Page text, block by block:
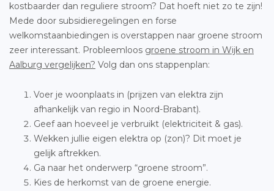
kostbaarder dan reguliere stroom? Dat hoeft niet zo te zijn!
Mede door subsidieregelingen en forse
welkomstaanbiedingen is overstappen naar groene stroom
zeer interessant. Probleemloos groene stroom in Wijk en
Aalburg vergelijken? Volg dan ons stappenplan:
Voer je woonplaats in (prijzen van elektra zijn
afhankelijk van regio in Noord-Brabant).
Geef aan hoeveel je verbruikt (elektriciteit & gas).
Wekken jullie eigen elektra op (zon)? Dit moet je
gelijk aftrekken.
Ga naar het onderwerp “groene stroom”.
Kies de herkomst van de groene energie.